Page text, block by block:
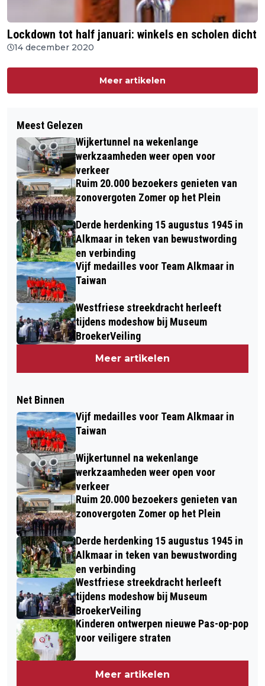
Lockdown tot half januari: winkels en scholen dicht
14 december 2020
Meer artikelen
Meest Gelezen
Wijkertunnel na wekenlange
werkzaamheden weer open voor
verkeer
Ruim 20.000 bezoekers genieten van
zonovergoten Zomer op het Plein
Derde herdenking 15 augustus 1945 in
Alkmaar in teken van bewustwording
en verbinding
Vijf medailles voor Team Alkmaar in
Taiwan
Westfriese streekdracht herleeft
tijdens modeshow bij Museum
BroekerVeiling
Meer artikelen
Net Binnen
Vijf medailles voor Team Alkmaar in
Taiwan
Wijkertunnel na wekenlange
werkzaamheden weer open voor
verkeer
Ruim 20.000 bezoekers genieten van
zonovergoten Zomer op het Plein
Derde herdenking 15 augustus 1945 in
Alkmaar in teken van bewustwording
en verbinding
Westfriese streekdracht herleeft
tijdens modeshow bij Museum
BroekerVeiling
Kinderen ontwerpen nieuwe Pas-op-pop
voor veiligere straten
Meer artikelen